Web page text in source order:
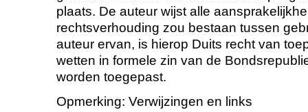
plaats. De auteur wijst alle
rechtsverhouding zou bestaan tussen
auteur ervan, is hierop Duits recht van
wetten in formele zin van de
worden toegepast.
Opmerking: Verwijzingen en links